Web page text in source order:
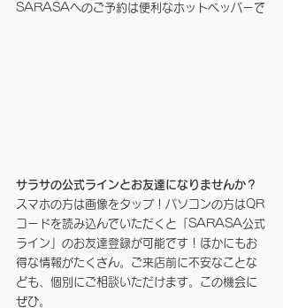
SARASAへのご予約は便利なホットペッパーで
サラサの公式ラインとお友達になりませんか？
スマホの方は画像をタップ！パソコンの方はQR
コードを読み込んでいただくと「SARASA公式
ライン」のお友達登録が可能です！ほかにもお
得な情報がたくさん。ご来店前に不安なことな
ども、個別にご相談いただけます。この機会に
ぜひ。